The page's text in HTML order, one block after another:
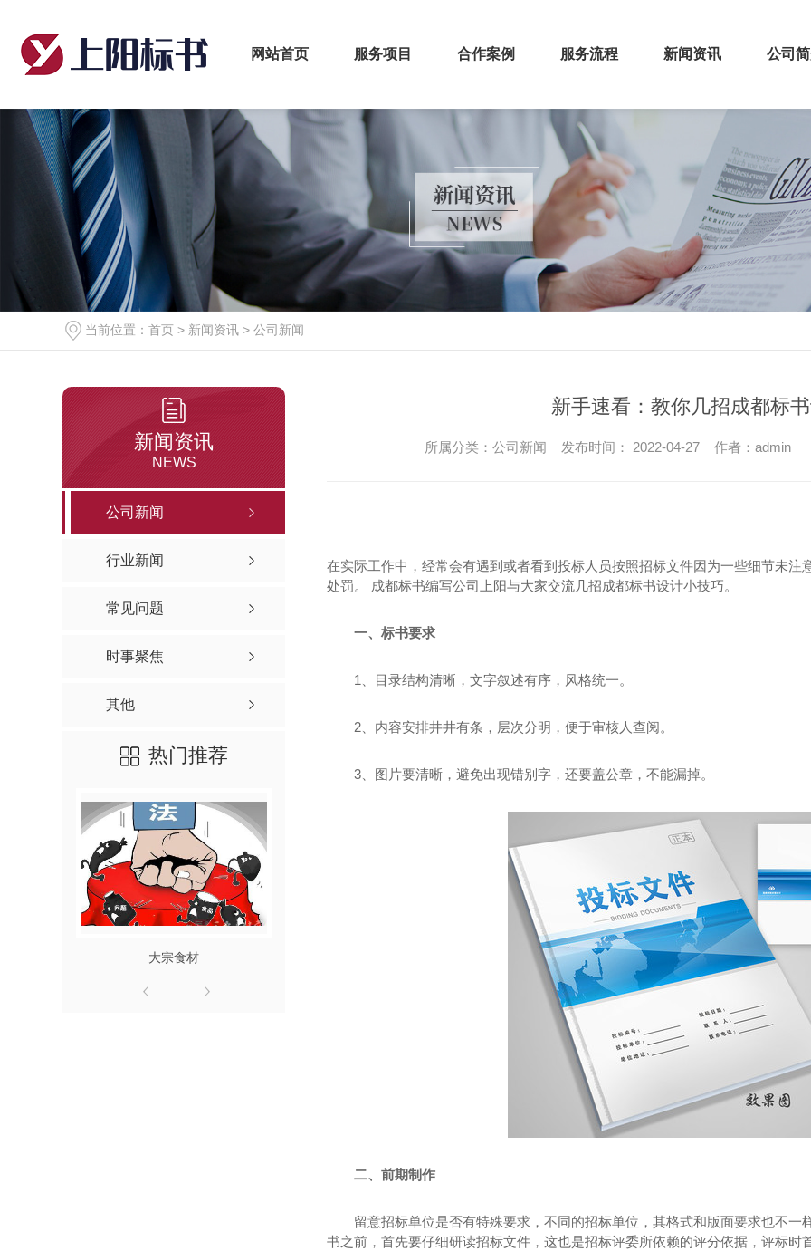
网站首页 服务项目 合作案例 服务流程 新闻资讯 公司
当前位置： 首页 > 新闻资讯 > 公司新闻
新闻资讯
NEWS
公司新闻
行业新闻
常见问题
时事聚焦
其他
热门推荐
大宗食材 药品标书
新手速看：教你几招成都标
所属分类：公司新闻 发布时间： 2022-04-27 作者：admin
在实际工作中，经常会有遇到或者看到投标人员按照招标文件因为一些细节未
处罚。 成都标书编写公司上阳与大家交流几招成都标书设计小技巧。
一、标书要求
1、目录结构清晰，文字叙述有序，风格统一。
2、内容安排井井有条，层次分明，便于审核人查阅。
3、图片要清晰，避免出现错别字，还要盖公章，不能漏掉。
二、前期制作
留意招标单位是否有特殊要求，不同的招标单位，其格式和版面要求也不
书之前，首先要仔细研读招标文件，这也是招标评委所依赖的评分依据，评标